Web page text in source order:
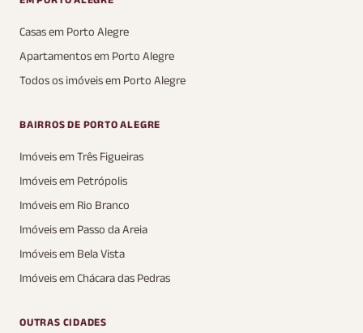
Casas em Porto Alegre
Apartamentos em Porto Alegre
Todos os imóveis em Porto Alegre
BAIRROS DE PORTO ALEGRE
Imóveis em Três Figueiras
Imóveis em Petrópolis
Imóveis em Rio Branco
Imóveis em Passo da Areia
Imóveis em Bela Vista
Imóveis em Chácara das Pedras
OUTRAS CIDADES